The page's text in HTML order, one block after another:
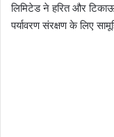
लिमिटेड ने हरित और टिकाऊ
पर्यावरण संरक्षण के लिए